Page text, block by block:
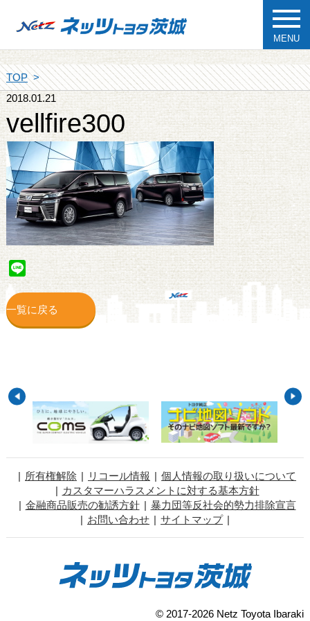
MENU
TOP
2018.01.21
vellfire300
Line
一覧に戻る
所有権解除 リコール情報
個人情報の取り扱いについて
カスタマーハラスメントに対する基本方針
金融商品販売の勧誘方針
暴力団等反社会的勢力排除宣言
お問い合わせ
サイトマップ
© 2017-2026 Netz Toyota Ibaraki